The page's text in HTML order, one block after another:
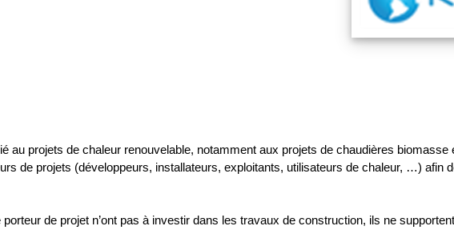
au projets de chaleur renouvelable, notamment aux projets de chaudières
de projets (développeurs, installateurs, exploitants, utilisateurs de chaleur, …) afin
de projet n’ont pas à investir dans les travaux de construction, ils ne